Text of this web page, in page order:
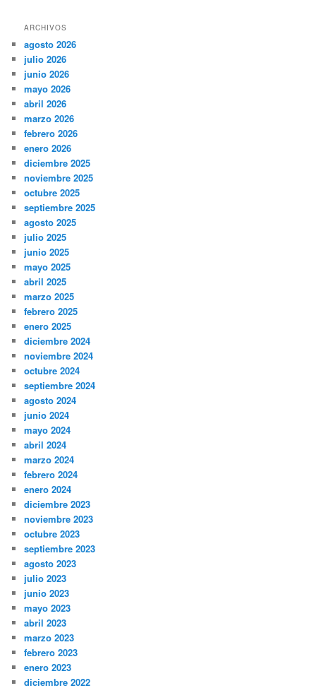
ARCHIVOS
agosto 2026
julio 2026
junio 2026
mayo 2026
abril 2026
marzo 2026
febrero 2026
enero 2026
diciembre 2025
noviembre 2025
octubre 2025
septiembre 2025
agosto 2025
julio 2025
junio 2025
mayo 2025
abril 2025
marzo 2025
febrero 2025
enero 2025
diciembre 2024
noviembre 2024
octubre 2024
septiembre 2024
agosto 2024
junio 2024
mayo 2024
abril 2024
marzo 2024
febrero 2024
enero 2024
diciembre 2023
noviembre 2023
octubre 2023
septiembre 2023
agosto 2023
julio 2023
junio 2023
mayo 2023
abril 2023
marzo 2023
febrero 2023
enero 2023
diciembre 2022